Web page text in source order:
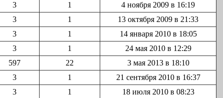
3 1
4 ноября 2009 в 16:19
3 1
13 октября 2009 в 21:33
3 1
14 января 2010 в 18:05
3 1
24 мая 2010 в 12:29
597 22
3 мая 2013 в 18:10
3 1
21 сентября 2010 в 16:37
3 1
18 июля 2010 в 08:23